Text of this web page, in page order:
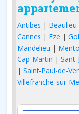
Antibes |
Cannes | Eze |
Mandelieu |
Cap-Martin |
| Saint-Paul-de-
Villefranche-sur-